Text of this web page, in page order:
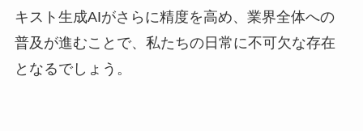
キスト生成AIがさらに精度を高め、業界全体への
普及が進むことで、私たちの日常に不可欠な存在
となるでしょう。